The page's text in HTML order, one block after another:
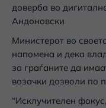
доверба во
Андоновски
Министерот во
напомена и дека
за граѓаните да
возачки дозволи по
“Исклучителен